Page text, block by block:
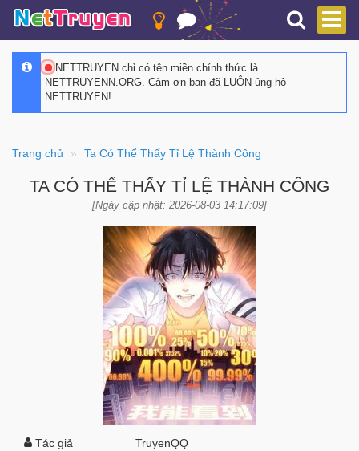
NETTRUYEN chỉ có tên miền chính thức là
NETTRUYENN.ORG. Cảm ơn bạn đã LUÔN ủng hộ
NETTRUYEN!
Trang chủ Ta Có Thể Thấy Tỉ Lệ Thành Công
TA CÓ THỂ THẤY TỈ LỆ THÀNH CÔNG
[Ngày cập nhật: 2026-08-03 14:17:09]
Tác giả TruyenQQ